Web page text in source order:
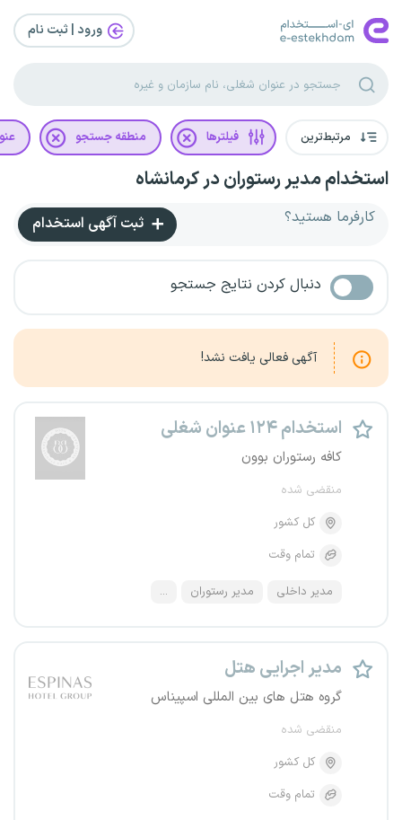
ورود | ثبت‌ نام
مرتبط‌ترین فیلترها منطقه جستجو
استخدام مدیر رستوران در کرمانشاه
کارفرما هستید؟ ثبت آگهی استخدام
دنبال کردن نتایج جستجو
آگهی فعالی یافت نشد!
استخدام ۱۲۴ عنوان شغلی
کافه رستوران بوون
منقضی شده
کل کشور
تمام وقت
مدیر داخلی مدیر رستوران ...
مدیر اجرایی هتل
گروه هتل های بین المللی اسپیناس
منقضی شده
کل کشور
تمام وقت